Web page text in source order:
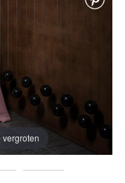
vergroten